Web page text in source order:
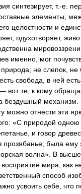
синтезирует, т.-е.
элементы,
целостности и
одухотворяет,
именно, мог
не слепок,
свобода, в ней
вот те, к кому
бездушный механизм.
можно отнести эти
«С природой
и говор
прозябанье; была ему
волна». В
мира, как
способ
усвоить себе, что